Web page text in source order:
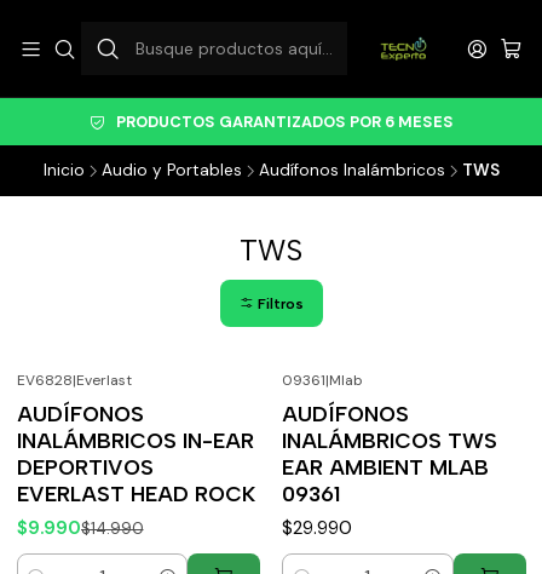
PRODUCTOS GARANTIZADOS POR 6 MESES
Inicio Audio y Portables Audífonos Inalámbricos TWS
TWS
Filtros
EV6828|Everlast
AUDÍFONOS
INALÁMBRICOS IN-EAR
DEPORTIVOS
EVERLAST HEAD ROCK
$9.990$14.990
09361|Mlab
AUDÍFONOS
INALÁMBRICOS TWS
EAR AMBIENT MLAB
09361
$29.990